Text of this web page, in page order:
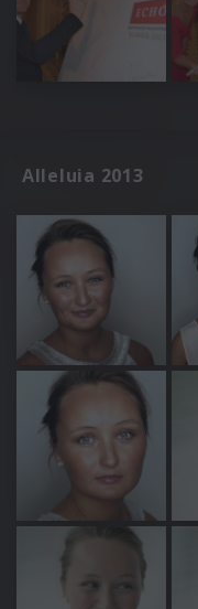
Alleluia 2013